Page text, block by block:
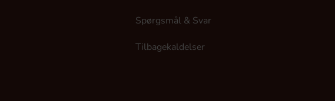
Spørgsmål & Svar
Tilbagekaldelser